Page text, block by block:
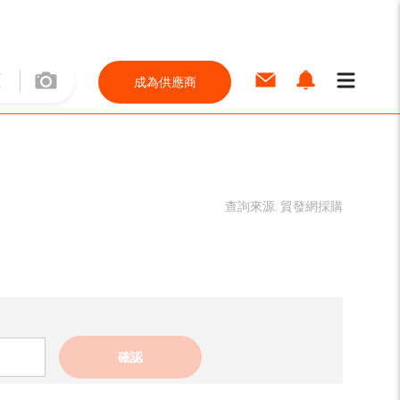
成為供應商
查詢來源: 貿發網採購
確認